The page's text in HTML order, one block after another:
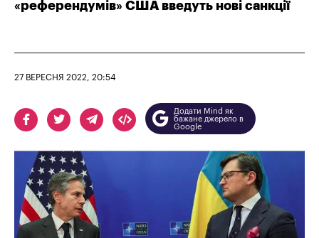
«референдумів» США введуть нові санкції
27 ВЕРЕСНЯ 2022, 20:54
Додати Mind як
бажане джерело в
Google